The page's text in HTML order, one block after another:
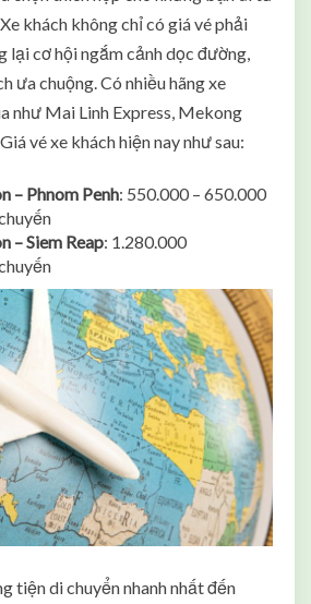
khách không chỉ có giá vé phải
lại cơ hội ngắm cảnh dọc đường,
ưa chuộng. Có nhiều hãng xe
như Mai Linh Express, Mekong
vé xe khách hiện nay như sau:
– Phnom Penh: 550.000 – 650.000
– Siem Reap: 1.280.000
tiện di chuyển nhanh nhất đến